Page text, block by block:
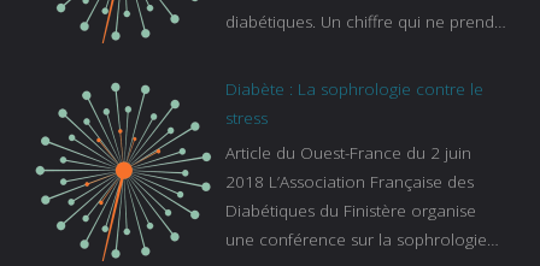
diabétiques. Un chiffre qui ne prend
s’ignorent. « C’est une pathologie qui
continue à augmenter, souligne
de la Caisse primaire d’assurance-
maladie. C’est aussi une pathologie
qui peut être handicapante et coûte
cher quand on sait que 37 % des
Diabète : La sophrologie contre le
stress
Article du Ouest-France du 2 juin
2018 L’Association Française des
Diabétiques du Finistère organise
une conférence sur la sophrologie